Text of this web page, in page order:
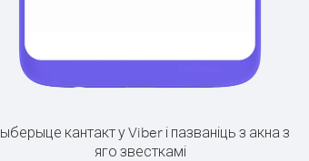
кантакт у Viber і пазваніць з акна з
яго звесткамі